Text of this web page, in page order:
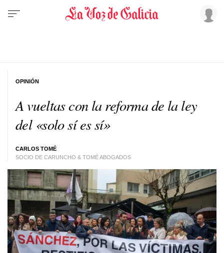
A vueltas con la reforma de la ley
del «solo sí es sí»
CARLOS TOMÉ
SOCIO DE CARUNCHO & TOMÉ ABOGADOS
OPINIÓN